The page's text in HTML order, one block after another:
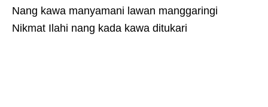
Nang kawa manyamani lawan manggaringi
Nikmat Ilahi nang kada kawa ditukari